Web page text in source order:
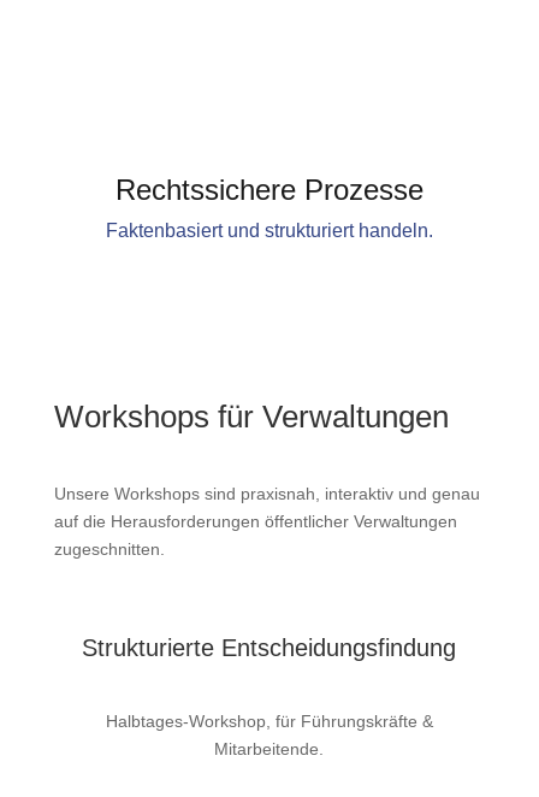
Rechtssichere Prozesse
Faktenbasiert und strukturiert handeln.
Workshops für Verwaltungen
Unsere Workshops sind praxisnah, interaktiv und genau
auf die Herausforderungen öffentlicher Verwaltungen
zugeschnitten.
Strukturierte Entscheidungsfindung
Halbtages-Workshop, für Führungskräfte &
Mitarbeitende.